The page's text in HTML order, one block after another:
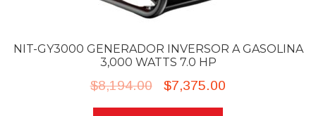
NIT-GY3000 GENERADOR INVERSOR A GASOLINA
3,000 WATTS 7.0 HP
$8,194.00
Original
price
$7,375.00